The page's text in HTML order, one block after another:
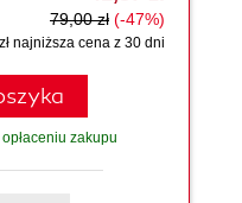
79,00 zł (-47%)
najniższa cena z 30 dni
zakupu